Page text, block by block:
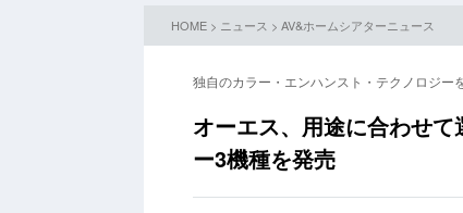
HOME > ニュース > AV&ホームシアターニュース
独自のカラー・エンハンスト・テクノロジー
オーエス、用途に合わせ
ー3機種を発売